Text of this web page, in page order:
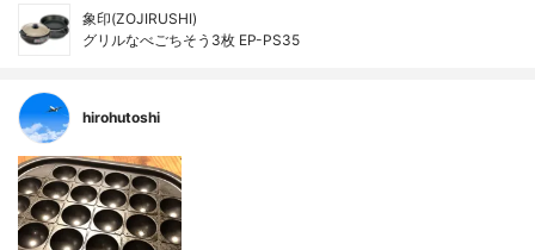
象印(ZOJIRUSHI)
グリルなべごちそう3枚 EP-PS35
hirohutoshi